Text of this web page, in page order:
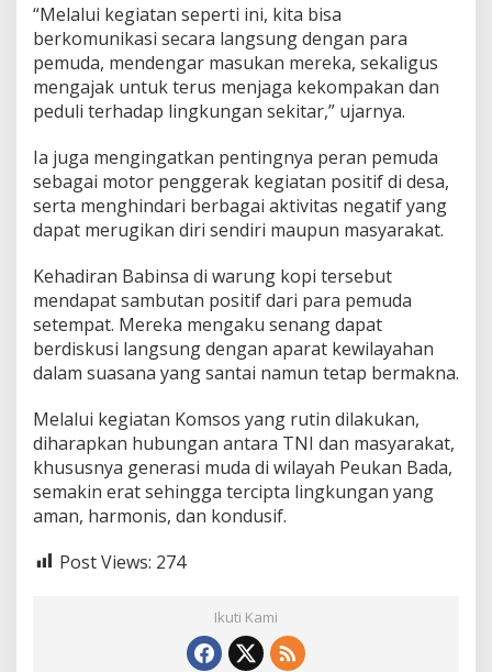
n
J
a
a
K
k
o
m
p
a
a
n
“Melalui kegiatan seperti ini, kita bisa
berkomunikasi secara langsung dengan para
pemuda, mendengar masukan mereka, sekaligus
mengajak untuk terus menjaga kekompakan dan
peduli terhadap lingkungan sekitar,” ujarnya.
Ia juga mengingatkan pentingnya peran pemuda
sebagai motor penggerak kegiatan positif di desa,
serta menghindari berbagai aktivitas negatif yang
dapat merugikan diri sendiri maupun masyarakat.
Kehadiran Babinsa di warung kopi tersebut
mendapat sambutan positif dari para pemuda
setempat. Mereka mengaku senang dapat
berdiskusi langsung dengan aparat kewilayahan
dalam suasana yang santai namun tetap bermakna.
Melalui kegiatan Komsos yang rutin dilakukan,
diharapkan hubungan antara TNI dan masyarakat,
khususnya generasi muda di wilayah Peukan Bada,
semakin erat sehingga tercipta lingkungan yang
aman, harmonis, dan kondusif.
Post Views: 274
Ikuti Kami